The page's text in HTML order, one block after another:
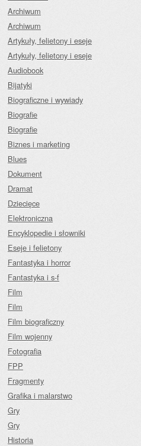
Archiwum
Archiwum
Artykuły, felietony i eseje
Artykuły, felietony i eseje
Audiobook
Bijatyki
Biograficzne i wywiady
Biografie
Biografie
Biznes i marketing
Blues
Dokument
Dramat
Dziecięce
Elektroniczna
Encyklopedie i słowniki
Eseje i felietony
Fantastyka i horror
Fantastyka i s-f
Film
Film
Film biograficzny
Film wojenny
Fotografia
FPP
Fragmenty
Grafika i malarstwo
Gry
Gry
Historia